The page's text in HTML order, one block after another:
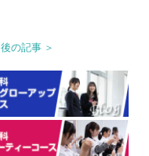
後の記事 ＞